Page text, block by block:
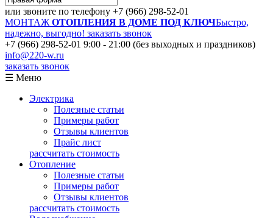
или звоните по телефону +7 (966) 298-52-01
МОНТАЖ ОТОПЛЕНИЯ В ДОМЕ ПОД КЛЮЧБыстро,
надежно, выгодно! заказать звонок
+7 (966) 298-52-01 9:00 - 21:00 (без выходных и праздников)
info@220-w.ru
заказать звонок
☰ Меню
Электрика
Полезные статьи
Примеры работ
Отзывы клиентов
Прайс лист
рассчитать стоимость
Отопление
Полезные статьи
Примеры работ
Отзывы клиентов
рассчитать стоимость